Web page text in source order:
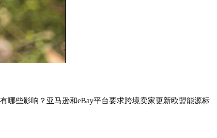
哪些影响？亚马逊和eBay平台要求跨境卖家更新欧盟能源标